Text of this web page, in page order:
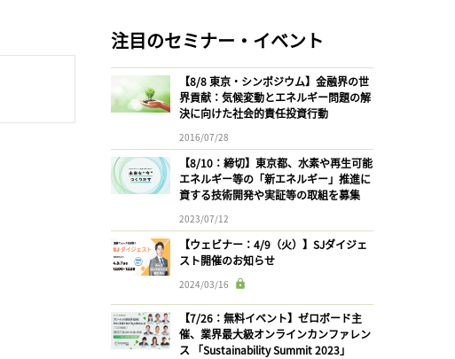
注目のセミナー・イベント
【8/8 東京・シンポジウム】金融界の世
界貢献：気候変動とエネルギー問題の解
決に向けた社会的責任投資行動
2016/07/28
【8/10：締切】東京都、水素や再生可能
エネルギー等の「新エネルギー」推進に
資する技術開発や実証等の取組を募集
2023/07/12
【ウェビナー：4/9（火）】SJダイジェ
スト開催のお知らせ
2024/03/16
【7/26：無料イベント】ゼロボード主
催、業界最大級オンラインカンファレン
ス 「Sustainability Summit 2023」